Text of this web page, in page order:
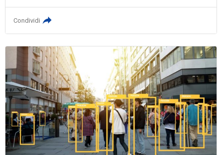
Condividi